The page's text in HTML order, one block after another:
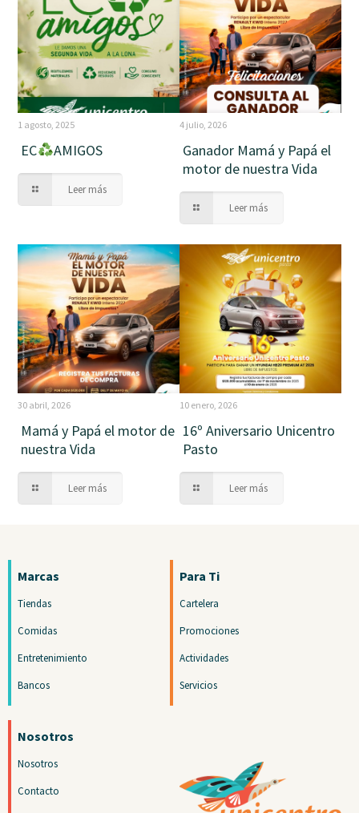
1 agosto, 2025
EC AMIGOS
Leer más
4 julio, 2026
Ganador Mamá y Papá el
motor de nuestra Vida
Leer más
30 abril, 2026
Mamá y Papá el motor de
nuestra Vida
Leer más
10 enero, 2026
16º Aniversario Unicentro
Pasto
Leer más
Marcas
Tiendas
Comidas
Entretenimiento
Bancos
Para Ti
Cartelera
Promociones
Actividades
Servicios
Nosotros
Nosotros
Contacto